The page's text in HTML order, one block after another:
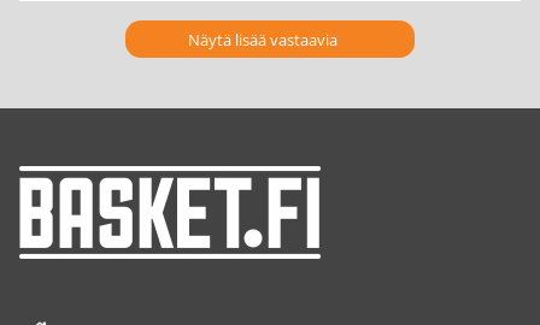
Näytä lisää vastaavia